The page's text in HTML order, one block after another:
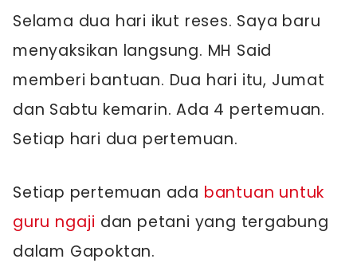
Selama dua hari ikut reses. Saya baru
menyaksikan langsung. MH Said
memberi bantuan. Dua hari itu, Jumat
dan Sabtu kemarin. Ada 4 pertemuan.
Setiap hari dua pertemuan.
Setiap pertemuan ada bantuan untuk
guru ngaji dan petani yang tergabung
dalam Gapoktan.